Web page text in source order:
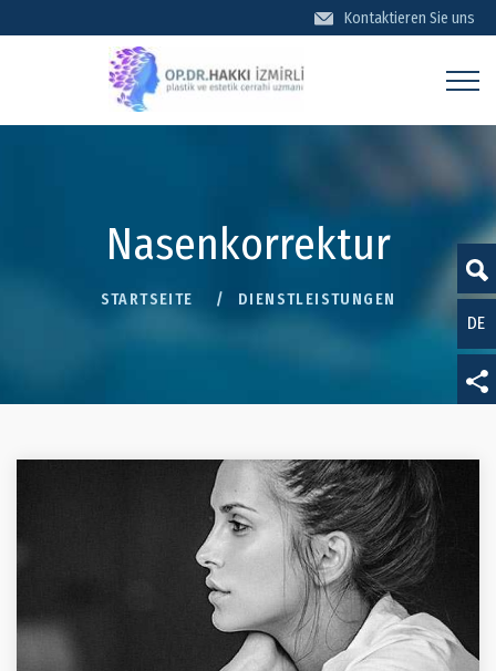
DE
TR
EN
FR
Kontaktieren Sie uns
KONTAKTİEREN SİE UNS
Nasenkorrektur
STARTSEITE DIENSTLEISTUNGEN